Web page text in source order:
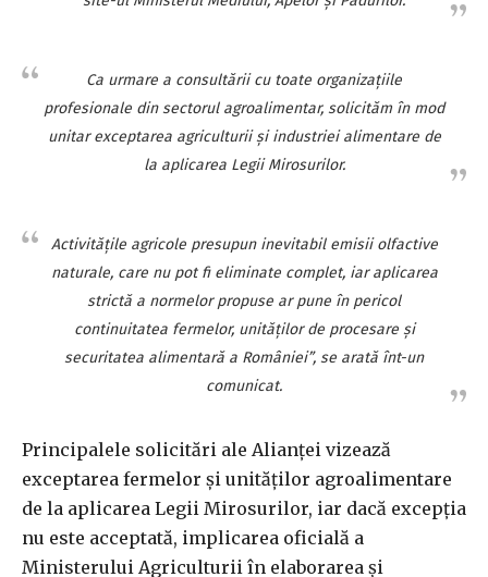
Ca urmare a consultării cu toate organizaţiile
profesionale din sectorul agroalimentar, solicităm în mod
unitar exceptarea agriculturii şi industriei alimentare de
la aplicarea Legii Mirosurilor.
Activităţile agricole presupun inevitabil emisii olfactive
naturale, care nu pot fi eliminate complet, iar aplicarea
strictă a normelor propuse ar pune în pericol
continuitatea fermelor, unităţilor de procesare şi
securitatea alimentară a României”, se arată înt-un
comunicat.
Principalele solicitări ale Alianţei vizează
exceptarea fermelor şi unităţilor agroalimentare
de la aplicarea Legii Mirosurilor, iar dacă excepţia
nu este acceptată, implicarea oficială a
Ministerului Agriculturii în elaborarea şi